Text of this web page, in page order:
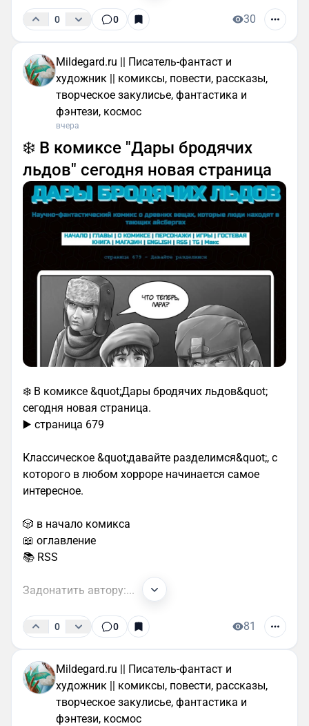
0 0 30
Mildegard.ru || Писатель-фантаст и
художник || комиксы, повести, рассказы,
творческое закулисье, фантастика и
фэнтези, космос
вчера
❄️ В комиксе "Дары бродячих
льдов" сегодня новая страница
❄️ В комиксе &quot;Дары бродячих льдов&quot;
сегодня новая страница.
▶️ страница 679
Классическое &quot;давайте разделимся&quot;, с
которого в любом хорроре начинается самое
интересное.
🎲 в начало комикса
📖 оглавление
📚 RSS
Задонатить автору:...
0 0 81
Mildegard.ru || Писатель-фантаст и
художник || комиксы, повести, рассказы,
творческое закулисье, фантастика и
фэнтези, космос